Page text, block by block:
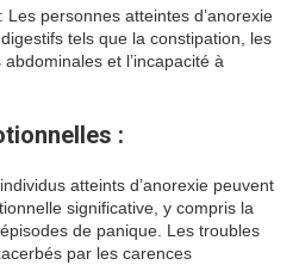
personnes atteintes d’anorexie
tels que la constipation, les
et l’incapacité à
:
atteints d’anorexie peuvent
significative, y compris la
de panique. Les troubles
par les carences